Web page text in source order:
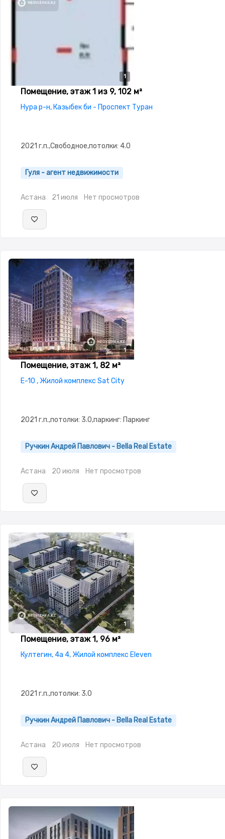
1
Помещение, этаж 1 из 9, 102 м²
Нура р-н, Казыбек би - Проспект Туран
2021 г.п.,Свободное,потолки: 4.0
Гуля - агент недвижимости
Астана 21 июля Нет просмотров
1
Помещение, этаж 1, 82 м²
E-10 , Жилой комплекс Sat City
2021 г.п.,потолки: 3.0,паркинг: Паркинг
Ручкин Андрей Павлович - Bella Real Estate
Астана 20 июля Нет просмотров
1
Помещение, этаж 1, 96 м²
Култегин, 4а 4, Жилой комплекс Eleven
2021 г.п.,потолки: 3.0
Ручкин Андрей Павлович - Bella Real Estate
Астана 20 июля Нет просмотров